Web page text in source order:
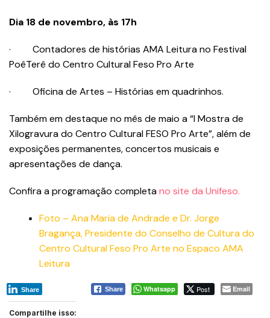
Dia 18 de novembro, às 17h
· Contadores de histórias AMA Leitura no Festival
PoêTerê do Centro Cultural Feso Pro Arte
· Oficina de Artes – Histórias em quadrinhos.
Também em destaque no mês de maio a “I Mostra de
Xilogravura do Centro Cultural FESO Pro Arte”, além de
exposições permanentes, concertos musicais e
apresentações de dança.
Confira a programação completano site da Unifeso.
Foto – Ana Maria de Andrade e Dr. Jorge
Bragança, Presidente do Conselho de Cultura do
Centro Cultural Feso Pro Arte no Espaco AMA
Leitura
Share Whatsapp Post Email
Share
Compartilhe isso: